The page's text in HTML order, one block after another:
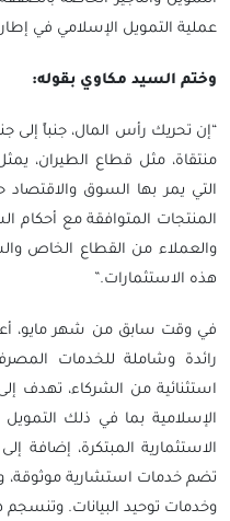
عملية التمويل الإسلامي في
وختم السيد مكاوي بقوله:
“إن تحريك رأس المال، جنباً إلى
منتقاة، مثل قطاع الطيران،
التي يمر بها السوق
المنتجات المتوافقة مع أحكام
والعملاء من القطاع الخاص
هذه الاستثمارات.”
في وقت سابق من شهر مايو،
رائدة وشاملة للخدمات
استثنائية من الشركاء، تهدف
الإسلامية بما في ذلك
الاستثمارية المبتكرة، إضافة
تضم خدمات استشارية موثوقة،
وخدمات توحيد البيانات.